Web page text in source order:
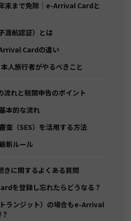
末まで免除｜e-Arrival Cardと
渡航認証）とは
Cardの違い
人旅行者がやるべきこと
流れと税関申告のポイント
本的な流れ
査（SES）を活用する方法
新ルール
きに関するよくある質問
を登録し忘れたらどうなる？
ランジット）の場合もe-Arrival